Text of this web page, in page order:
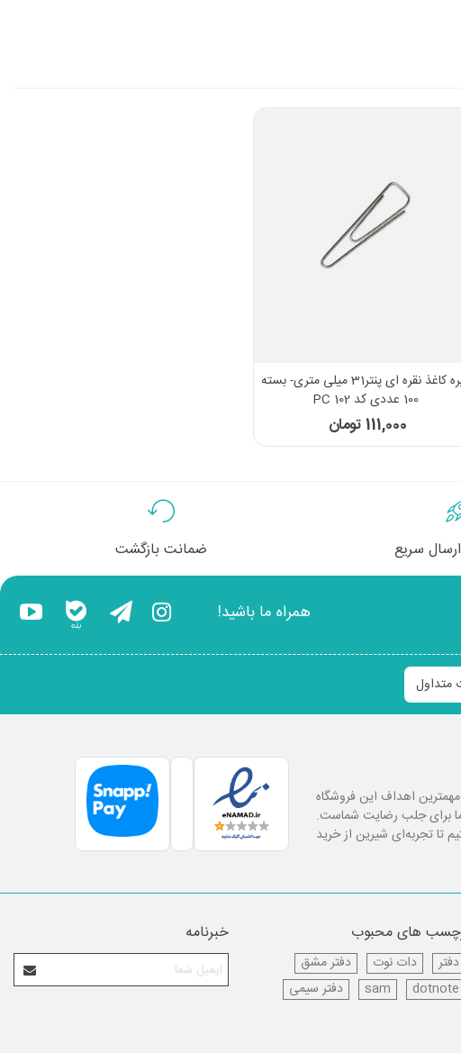
گیره کاغذ نقره ای پنتر31 میلی متری- بسته
100 عددی کد PC 102
111,000 تومان
سریع ضمانت بازگشت
همراه ما باشید!
متداول
مهمترین اهداف این فروشگاه
ما برای جلب رضایت شماست.
تا تجربه‌ای شیرین از خرید
های محبوب
دفتر دات نوت
دفتر مشق
dotnote
sam دفتر سیمی
خبرنامه